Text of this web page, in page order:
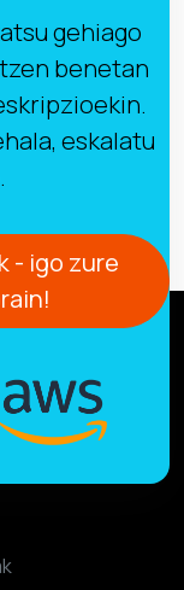
gehiago
benetan
eskalatu
- igo zure